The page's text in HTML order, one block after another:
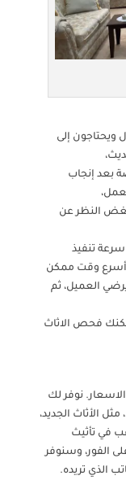
ويحتاجون إلى
بعد إنجاب
النظر عن
تنفيذ
أسرع وقت ممكن
العميل، ثم
فحص الاثاث
نوفر لك
الأثاث الجديد،
في تأثيث
الفور، وسنوفر
الذي تريده.